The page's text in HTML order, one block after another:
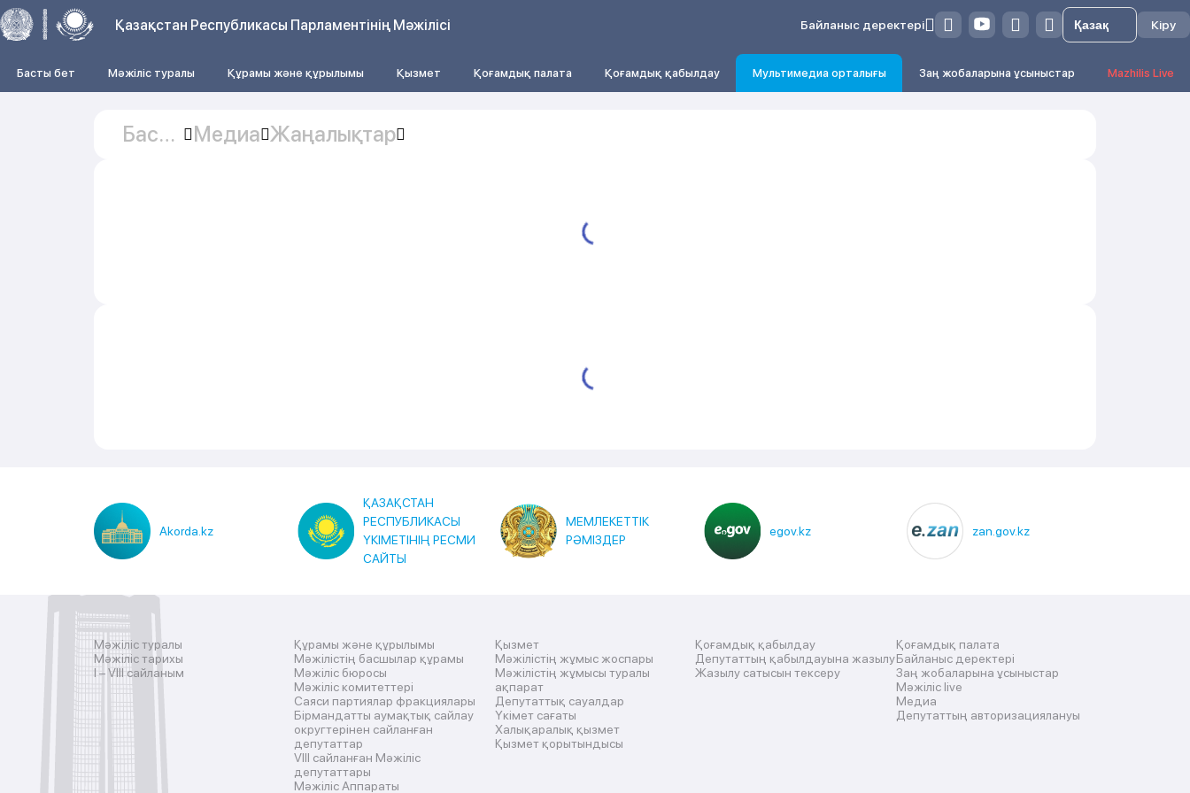
Қазақстан Республикасы Парламентінің Мәжілісі Байланыс деректері Кіру
Басты бет Мәжіліс туралы Құрамы және құрылымы Қызмет Қоғамдық палата Қоғамдық қабылдау Мультимедиа орталығы Заң жобаларына ұсыныстар Mazhilis Live
Басты
Медиа Жаңалықтар
Akorda.kz
ҚАЗАҚСТАН
РЕСПУБЛИКАСЫ
ҮКІМЕТІНІҢ РЕСМИ
САЙТЫ
МЕМЛЕКЕТТІК
РӘМІЗДЕР
egov.kz zan.gov.kz
Мәжіліс туралы
Мәжіліс тарихы
I – VIII сайланым
Құрамы және құрылымы
Мәжілістің басшылар құрамы
Мәжіліс бюросы
Мәжіліс комитеттері
Саяси партиялар фракциялары
Бірмандатты аумақтық сайлау
округтерінен сайланған
депутаттар
VIII сайланған Мәжіліс
депутаттары
Мәжіліс Аппараты
Қызмет
Мәжілістің жұмыс жоспары
Мәжілістің жұмысы туралы
ақпарат
Депутаттық сауалдар
Үкімет сағаты
Халықаралық қызмет
Қызмет қорытындысы
Қоғамдық қабылдау
Депутаттың қабылдауына жазылу
Жазылу сатысын тексеру
Қоғамдық палата
Байланыс деректері
Заң жобаларына ұсыныстар
Мәжіліс live
Медиа
Депутаттың авторизациялануы